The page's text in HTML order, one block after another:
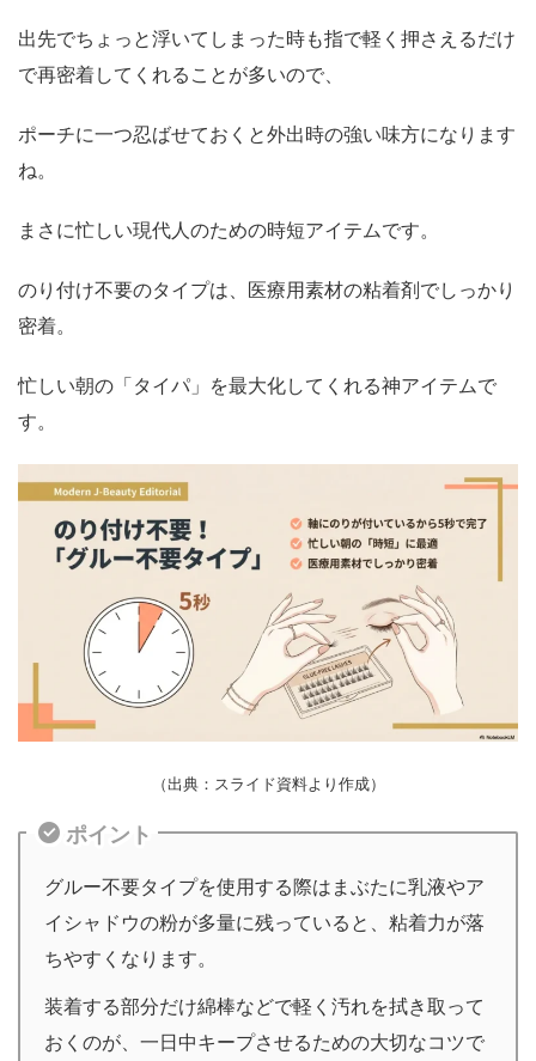
出先でちょっと浮いてしまった時も指で軽く押さえるだけ
で再密着してくれることが多いので、
ポーチに一つ忍ばせておくと外出時の強い味方になります
ね。
まさに忙しい現代人のための時短アイテムです。
のり付け不要のタイプは、医療用素材の粘着剤でしっかり
密着。
忙しい朝の「タイパ」を最大化してくれる神アイテムで
す。
（出典：スライド資料より作成）
ポイント
グルー不要タイプを使用する際はまぶたに乳液やア
イシャドウの粉が多量に残っていると、粘着力が落
ちやすくなります。
装着する部分だけ綿棒などで軽く汚れを拭き取って
おくのが、一日中キープさせるための大切なコツで